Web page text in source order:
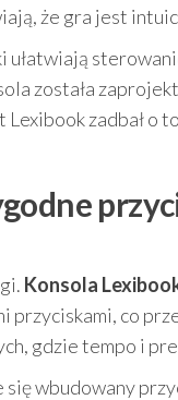
że gra jest
ułatwiają
została
zadbał o
Konsola
przyciskami, co
gdzie tempo i
wbudowany